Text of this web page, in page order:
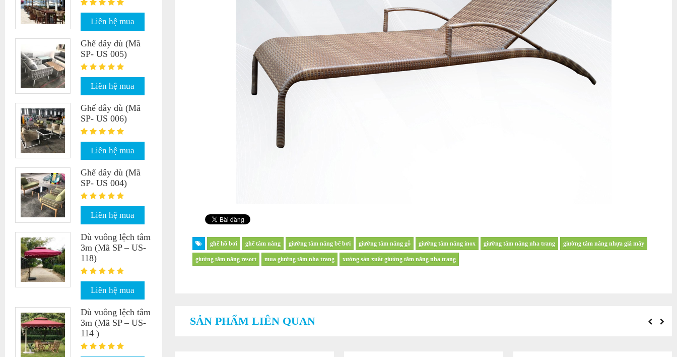
ghế hồ bơi ghế tắm nắng giường tắm nắng bể bơi giường tắm nắng gỗ giường tắm nắng inox giường tắm nắng nha trang giường tắm nắng nhựa giả mây
giường tắm nắng resort mua giường tắm nha trang xưởng sản xuất giường tắm nắng nha trang
SẢN PHẨM LIÊN QUAN
Liên hệ mua
Ghế dây dù (Mã
SP- US 005)
Liên hệ mua
Ghế dây dù (Mã
SP- US 006)
Liên hệ mua
Ghế dây dù (Mã
SP- US 004)
Liên hệ mua
Dù vuông lệch tâm
3m (Mã SP – US-
118)
Liên hệ mua
Dù vuông lệch tâm
3m (Mã SP – US-
114 )